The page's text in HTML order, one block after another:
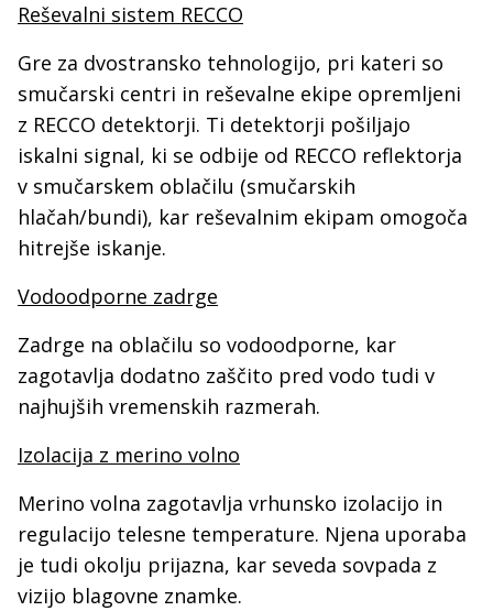
Reševalni sistem RECCO
Gre za dvostransko tehnologijo, pri kateri so
smučarski centri in reševalne ekipe opremljeni
z RECCO detektorji. Ti detektorji pošiljajo
iskalni signal, ki se odbije od RECCO reflektorja
v smučarskem oblačilu (smučarskih
hlačah/bundi), kar reševalnim ekipam omogoča
hitrejše iskanje.
Vodoodporne zadrge
Zadrge na oblačilu so vodoodporne, kar
zagotavlja dodatno zaščito pred vodo tudi v
najhujših vremenskih razmerah.
Izolacija z merino volno
Merino volna zagotavlja vrhunsko izolacijo in
regulacijo telesne temperature. Njena uporaba
je tudi okolju prijazna, kar seveda sovpada z
vizijo blagovne znamke.